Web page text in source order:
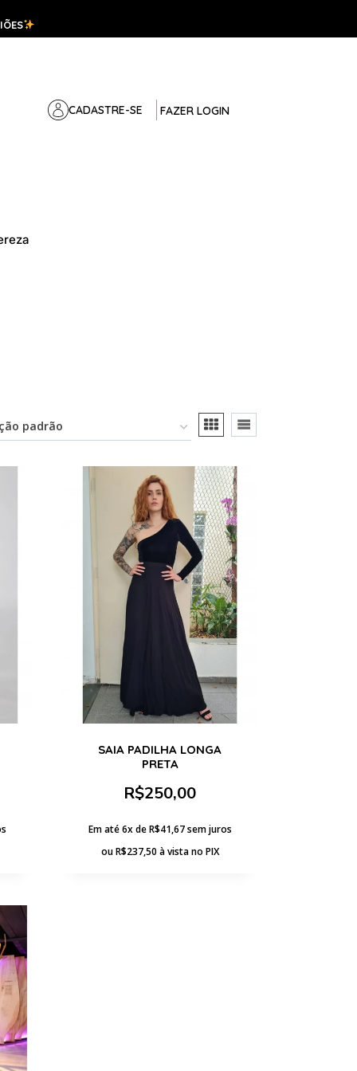
CADASTRE-SE FAZER LOGIN
SAIA PADILHA LONGA
PRETA
R$250,00
Em até 6x deR$41,67 sem juros
ou R$237,50 à vista no PIX